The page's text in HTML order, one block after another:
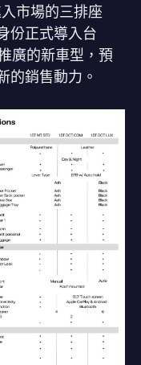
市場的三排座
份正式導入台
廣的新車型，預
的銷售動力。